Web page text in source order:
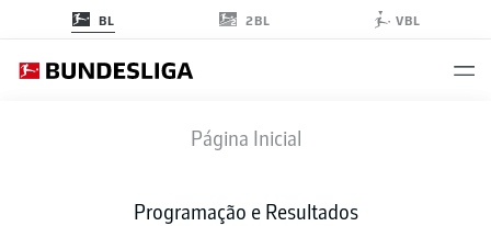
BL 2BL VBL
Página Inicial
Programação e Resultados
HSV M05